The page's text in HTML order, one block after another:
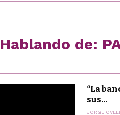
Hablando de:
“La
sus...
JORGE